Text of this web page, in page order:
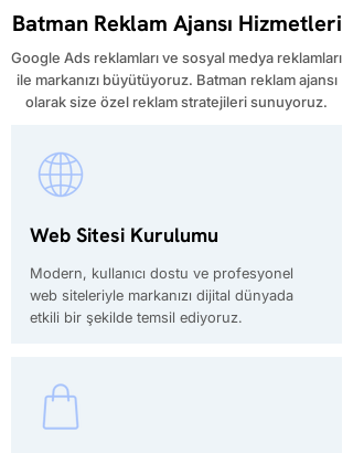
Batman Reklam Ajansı Hizmetleri
Google Ads reklamları ve sosyal medya reklamları
ile markanızı büyütüyoruz. Batman reklam ajansı
olarak size özel reklam stratejileri sunuyoruz.
Web Sitesi Kurulumu
Modern, kullanıcı dostu ve profesyonel
web siteleriyle markanızı dijital dünyada
etkili bir şekilde temsil ediyoruz.